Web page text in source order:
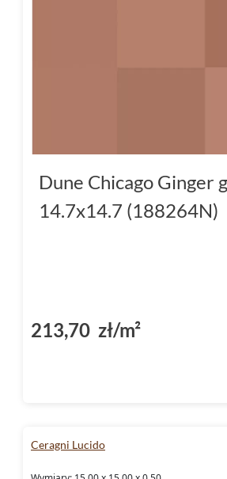
Dune Chicago Ginger
14.7x14.7 (188264N)
213,70 zł/m²
Ceragni Lucido